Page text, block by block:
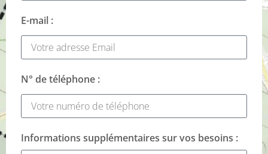
E-mail :
N° de téléphone :
Informations supplémentaires sur vos besoins :